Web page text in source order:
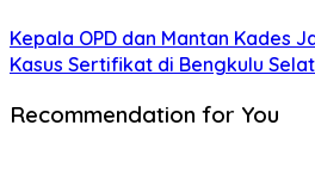
Kepala OPD dan Mantan Kades
Kasus Sertifikat di Bengkulu
Recommendation for You